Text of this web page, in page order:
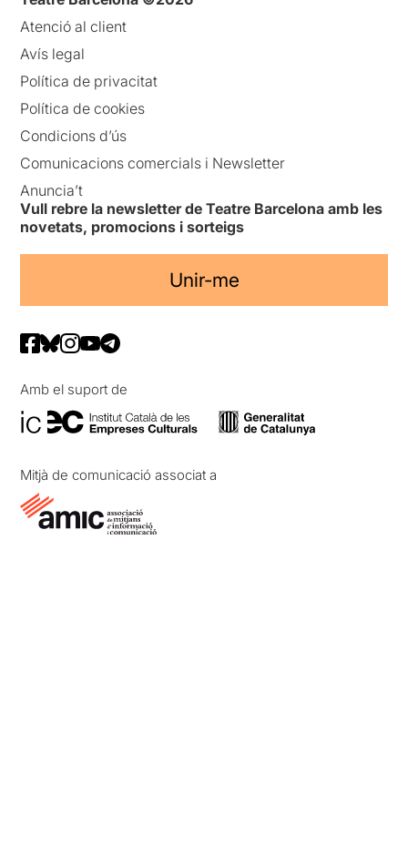
Atenció al client
Avís legal
Política de privacitat
Política de cookies
Condicions d’ús
Comunicacions comercials i Newsletter
Anuncia’t
Vull rebre la newsletter de Teatre Barcelona amb les
novetats, promocions i sorteigs
Unir-me
Amb el suport de
Mitjà de comunicació associat a